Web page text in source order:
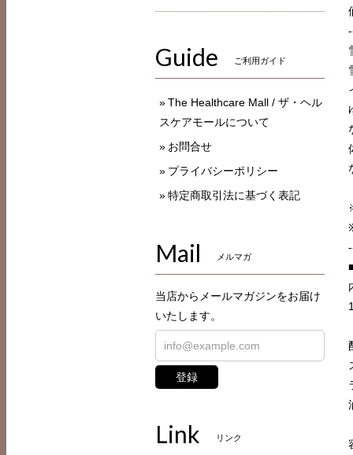
Guide ご利用ガイド
The Healthcare Mall / ザ・ヘル
スケアモールについて
お問合せ
プライバシーポリシー
特定商取引法に基づく表記
Mail メルマガ
当店からメールマガジンをお届け
いたします。
登録
Link リンク